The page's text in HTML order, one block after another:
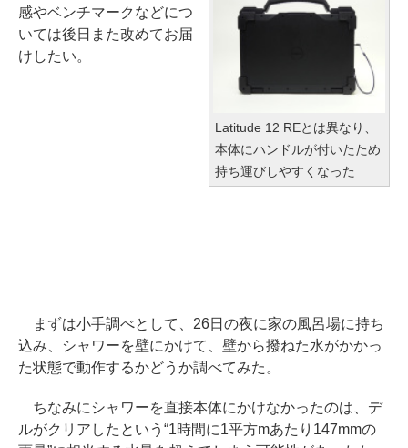
Latitude 12 REとは異なり、
本体にハンドルが付いたため
持ち運びしやすくなった
感やベンチマークなどにつ
いては後日また改めてお届
けしたい。
まずは小手調べとして、26日の夜に家の風呂場に持ち
込み、シャワーを壁にかけて、壁から撥ねた水がかかっ
た状態で動作するかどうか調べてみた。
ちなみにシャワーを直接本体にかけなかったのは、デ
ルがクリアしたという“1時間に1平方mあたり147mmの